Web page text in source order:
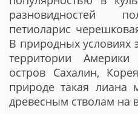
разновидностей
петиоларис
В природных условиях
территории
остров Сахалин,
природе такая лиана
древесным стволам на